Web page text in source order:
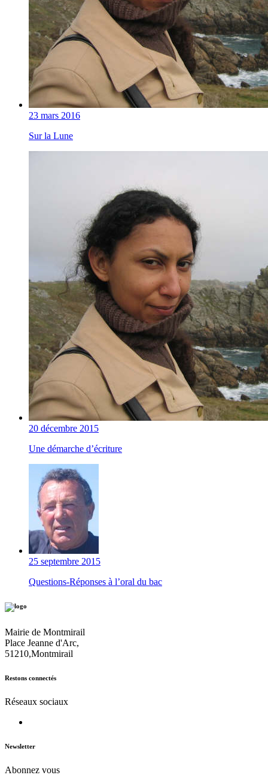
23 mars 2016
Sur la Lune
20 décembre 2015
Une démarche d’écriture
25 septembre 2015
Questions-Réponses à l’oral du bac
Mairie de Montmirail
Place Jeanne d'Arc,
51210,Montmirail
Restons connectés
Réseaux sociaux
Newsletter
Abonnez vous